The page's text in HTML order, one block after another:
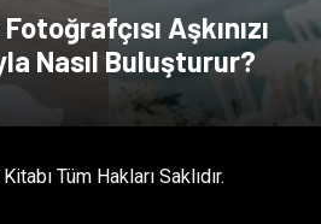
Aşkınızı
Nasıl Buluşturur?
Tüm Hakları Saklıdır.